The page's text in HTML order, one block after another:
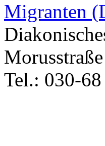
Migranten
Tel.: 030-